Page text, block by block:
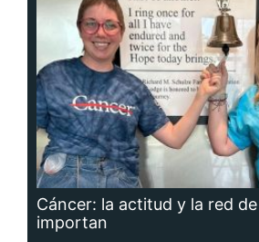
Cáncer: la actitud y la red
importan